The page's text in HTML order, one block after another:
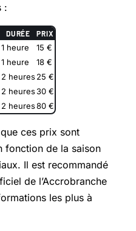
:
DURÉE PRIX
1 heure
15 €
1 heure
18 €
2 heures25 €
2 heures30 €
2 heures80 €
ces prix sont
fonction de la saison
Il est recommandé
de l’Accrobranche
les plus à